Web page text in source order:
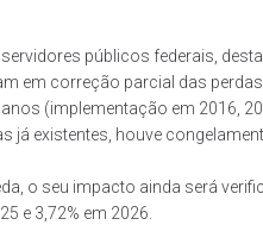
públicos federais,
em correção parcial das
(implementação em 2016,
já existentes, houve
o seu impacto ainda será
e 3,72% em 2026.